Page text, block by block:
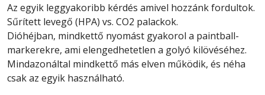
Az egyik leggyakoribb kérdés amivel hozzánk fordultok.
Sűrített levegő (HPA) vs. CO2 palackok.
Dióhéjban, mindkettő nyomást gyakorol a paintball-
markerekre, ami elengedhetetlen a golyó kilövéséhez.
Mindazonáltal mindkettő más elven működik, és néha
csak az egyik használható.